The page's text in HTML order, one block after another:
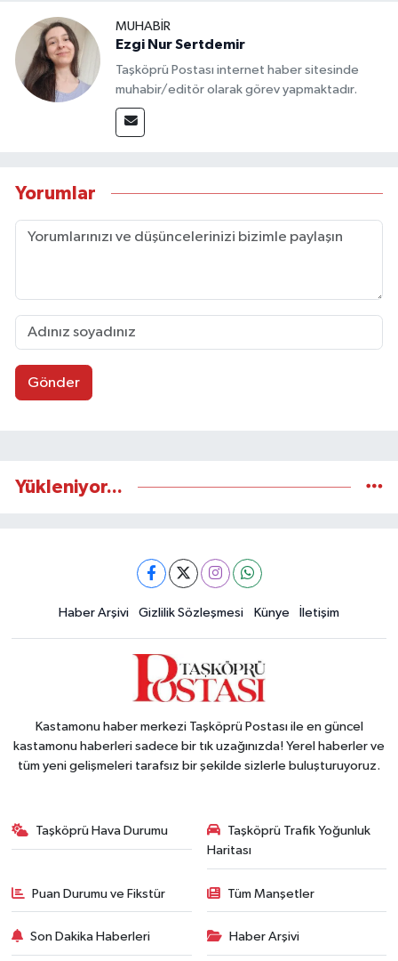
MUHABİR
Ezgi Nur Sertdemir
Taşköprü Postası internet haber sitesinde
muhabir/editör olarak görev yapmaktadır.
Yorumlar
Gönder
Yükleniyor...
Haber Arşivi Gizlilik Sözleşmesi Künye İletişim
Kastamonu haber merkezi Taşköprü Postası ile en güncel
kastamonu haberleri sadece bir tık uzağınızda! Yerel haberler ve
tüm yeni gelişmeleri tarafsız bir şekilde sizlerle buluşturuyoruz.
Taşköprü Hava Durumu
Taşköprü Trafik Yoğunluk
Haritası
Puan Durumu ve Fikstür Tüm Manşetler
Son Dakika Haberleri Haber Arşivi